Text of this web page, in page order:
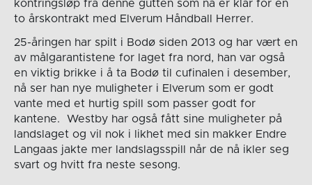
kontringsløp fra denne gutten som nå er klar for en
to årskontrakt med Elverum Håndball Herrer.
25-åringen har spilt i Bodø siden 2013 og har vært en
av målgarantistene for laget fra nord, han var også
en viktig brikke i å ta Bodø til cufinalen i desember,
nå ser han nye muligheter i Elverum som er godt
vante med et hurtig spill som passer godt for
kantene. Westby har også fått sine muligheter på
landslaget og vil nok i likhet med sin makker Endre
Langaas jakte mer landslagsspill når de nå ikler seg
svart og hvitt fra neste sesong.